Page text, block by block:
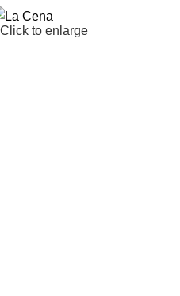
Click to enlarge